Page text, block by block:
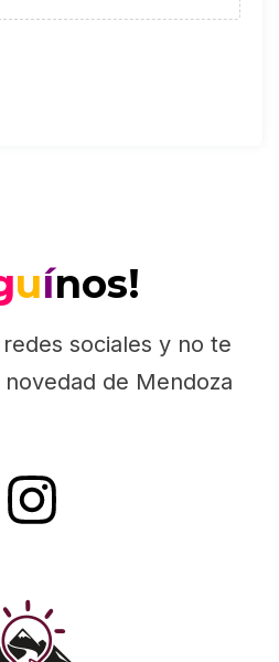
uínos!
sociales y no te
de Mendoza